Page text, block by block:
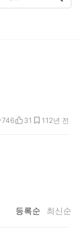
2년 전
746 31 11
등록순 최신순